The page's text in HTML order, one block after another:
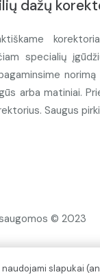
dažų
specialių
arba matiniai.
Saugus
© 2023
slapukai